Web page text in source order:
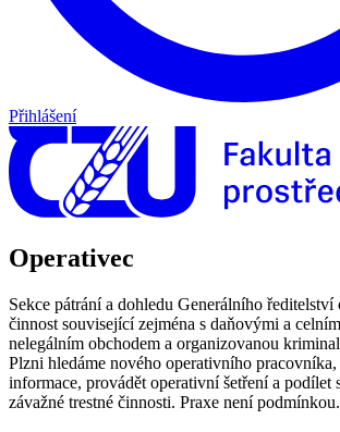
Přihlášení
Operativec
Sekce pátrání a dohledu Generálního ředitelství
činnost související zejména s daňovými a
nelegálním obchodem a organizovanou
Plzni hledáme nového operativního
informace, provádět operativní šetření a podílet
závažné trestné činnosti. Praxe není podmínkou.